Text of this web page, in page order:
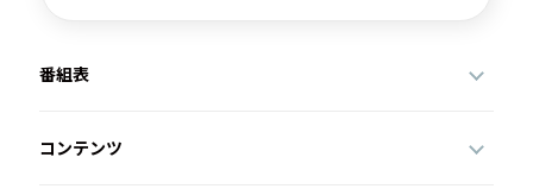
番組表
コンテンツ